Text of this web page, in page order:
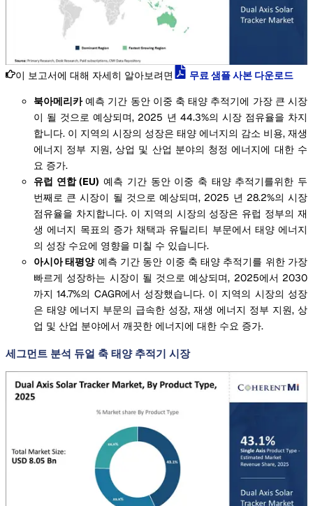
이 보고서에 대해 자세히 알아보려면 무료 샘플 사본 다운로드
북아메리카예측 기간 동안 이중 축 태양 추적기에 가장 큰 시장
이 될 것으로 예상되며, 2025 년 44.3%의 시장 점유율을 차지
합니다. 이 지역의 시장의 성장은 태양 에너지의 감소 비용, 재생
에너지 정부 지원, 상업 및 산업 분야의 청정 에너지에 대한 수
요 증가.
유럽 연합 (EU) 예측 기간 동안 이중 축 태양 추적기를위한 두
번째로 큰 시장이 될 것으로 예상되며, 2025 년 28.2%의 시장
점유율을 차지합니다. 이 지역의 시장의 성장은 유럽 정부의 재
생 에너지 목표의 증가 채택과 유틸리티 부문에서 태양 에너지
의 성장 수요에 영향을 미칠 수 있습니다.
아시아 태평양예측 기간 동안 이중 축 태양 추적기를 위한 가장
빠르게 성장하는 시장이 될 것으로 예상되며, 2025에서 2030
까지 14.7%의 CAGR에서 성장했습니다. 이 지역의 시장의 성장
은 태양 에너지 부문의 급속한 성장, 재생 에너지 정부 지원, 상
업 및 산업 분야에서 깨끗한 에너지에 대한 수요 증가.
세그먼트 분석 듀얼 축 태양 추적기 시장